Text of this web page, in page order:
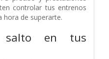
controlar tus entrenos
hora de superarte.
en tus